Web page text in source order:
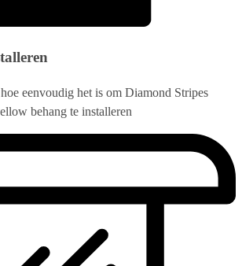
eenvoudig het is om Diamond Stripes
behang te installeren